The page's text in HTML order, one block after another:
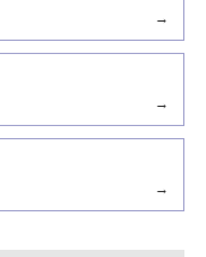
→
→
→